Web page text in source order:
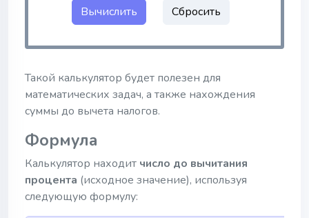
Вычислить Сбросить
Такой калькулятор будет полезен для
математических задач, а также нахождения
суммы до вычета налогов.
Формула
Калькулятор находит число до вычитания
процента (исходное значение), используя
следующую формулу: